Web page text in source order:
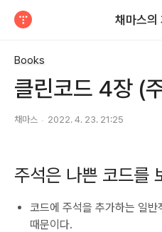
채마스의
Books
클린코드 4장 (
채마스 2022. 4. 23. 21:25
주석은 나쁜 코드를
코드에 주석을 추가하는 일반
때문이다.